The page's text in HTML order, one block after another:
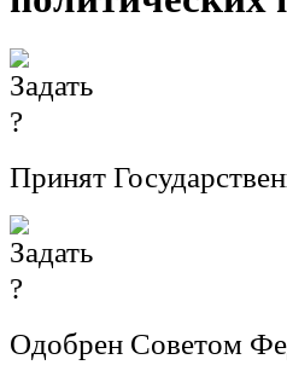
Принят
Одобрен Советом